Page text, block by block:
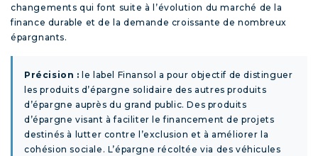
changements qui font suite à l’évolution du marché de la
finance durable et de la demande croissante de nombreux
épargnants.
Précision : le label Finansol a pour objectif de distinguer
les produits d’épargne solidaire des autres produits
d’épargne auprès du grand public. Des produits
d’épargne visant à faciliter le financement de projets
destinés à lutter contre l’exclusion et à améliorer la
cohésion sociale. L’épargne récoltée via des véhicules